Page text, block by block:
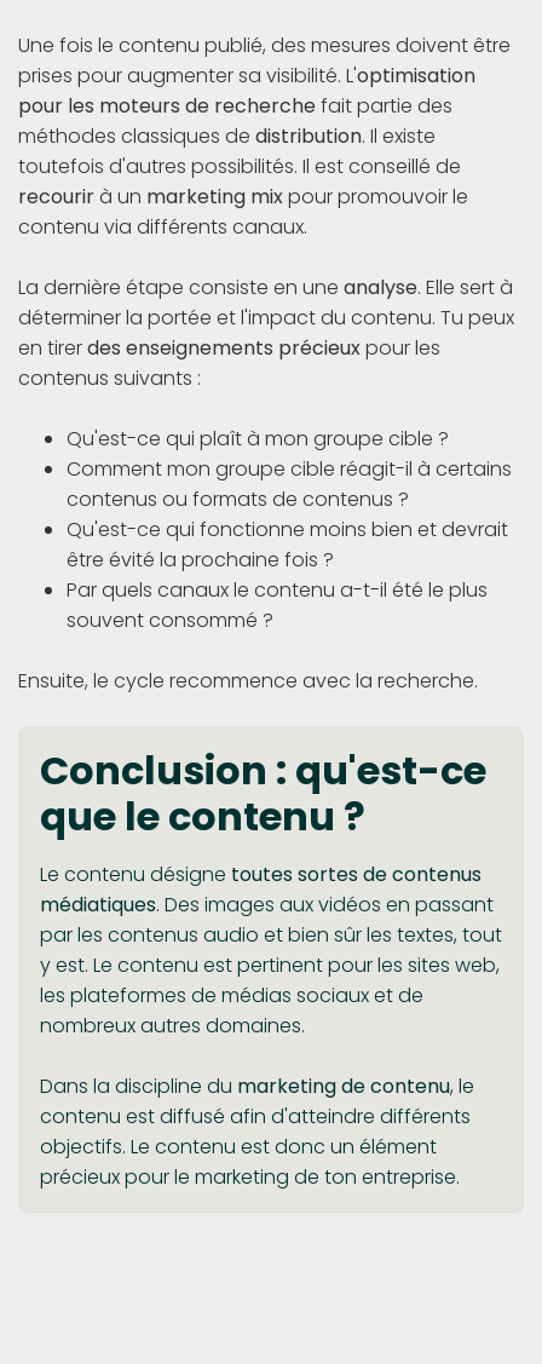
Une fois le contenu publié, des mesures doivent être
prises pour augmenter sa visibilité. L'optimisation
pour les moteurs de recherchefait partie des
méthodes classiques de distribution. Il existe
toutefois d'autres possibilités. Il est conseillé de
recourirà un marketing mixpour promouvoir le
contenu via différents canaux.
La dernière étape consiste en une analyse. Elle sert à
déterminer la portée et l'impact du contenu. Tu peux
en tirerdes enseignements précieuxpour les
contenus suivants :
Qu'est-ce qui plaît à mon groupe cible ?
Comment mon groupe cible réagit-il à certains
contenus ou formats de contenus ?
Qu'est-ce qui fonctionne moins bien et devrait
être évité la prochaine fois ?
Par quels canaux le contenu a-t-il été le plus
souvent consommé ?
Ensuite, le cycle recommence avec la recherche.
Conclusion : qu'est-ce
que le contenu ?
Le contenu désigne toutes sortes de contenus
médiatiques. Des images aux vidéos en passant
par les contenus audio et bien sûr les textes, tout
y est. Le contenu est pertinent pour les sites web,
les plateformes de médias sociaux et de
nombreux autres domaines.
Dans la discipline du marketing de contenu, le
contenu est diffusé afin d'atteindre différents
objectifs. Le contenu est donc un élément
précieux pour le marketing de ton entreprise.